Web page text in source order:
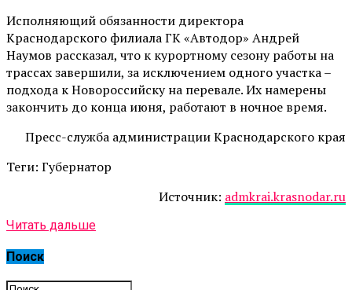
Исполняющий обязанности директора
Краснодарского филиала ГК «Автодор» Андрей
Наумов рассказал, что к курортному сезону работы на
трассах завершили, за исключением одного участка –
подхода к Новороссийску на перевале. Их намерены
закончить до конца июня, работают в ночное время.
Пресс-служба администрации Краснодарского края
Теги: Губернатор
Источник: admkrai.krasnodar.ru
Читать дальше
Поиск